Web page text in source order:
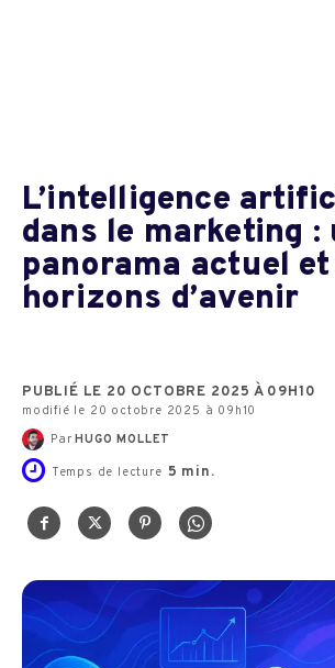
L’intelligence
dans le marketing :
panorama actuel et
horizons d’avenir
PUBLIÉ LE 20 OCTOBRE 2025 À 09H10
modifié le 20 octobre 2025 à 09h10
Par HUGO MOLLET
Temps de lecture 5 min.